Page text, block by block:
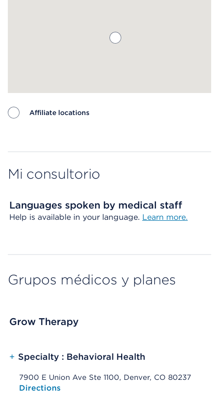
Affiliate locations
Mi consultorio
Languages spoken by medical staff
Help is available in your language. Learn more.
Grupos médicos y planes
Grow Therapy
+ Specialty : Behavioral Health
7900 E Union Ave Ste 1100, Denver, CO 80237
Opens native map application on mobile devices
Directions